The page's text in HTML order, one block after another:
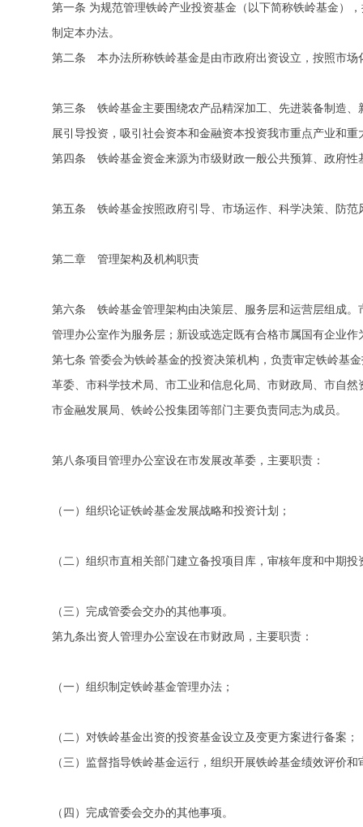
第一条 为规范管理铁岭产业投资基金（以下简称铁岭基金）
制定本办法。
第二条 本办法所称铁岭基金是由市政府出资设立，按照市场
第三条 铁岭基金主要围绕农产品精深加工、先进装备制造、
展引导投资，吸引社会资本和金融资本投资我市重点产业和
第四条 铁岭基金资金来源为市级财政一般公共预算、政府
第五条 铁岭基金按照政府引导、市场运作、科学决策、防范
第二章 管理架构及机构职责
第六条 铁岭基金管理架构由决策层、服务层和运营层组成。
管理办公室作为服务层；新设或选定既有合格市属国有企业
第七条 管委会为铁岭基金的投资决策机构，负责审定铁岭基
革委、市科学技术局、市工业和信息化局、市财政局、市自
市金融发展局、铁岭公投集团等部门主要负责同志为成员。
第八条项目管理办公室设在市发展改革委，主要职责：
（一）组织论证铁岭基金发展战略和投资计划；
（二）组织市直相关部门建立备投项目库，审核年度和中期
（三）完成管委会交办的其他事项。
第九条出资人管理办公室设在市财政局，主要职责：
（一）组织制定铁岭基金管理办法；
（二）对铁岭基金出资的投资基金设立及变更方案进行备案；
（三）监督指导铁岭基金运行，组织开展铁岭基金绩效评价
（四）完成管委会交办的其他事项。